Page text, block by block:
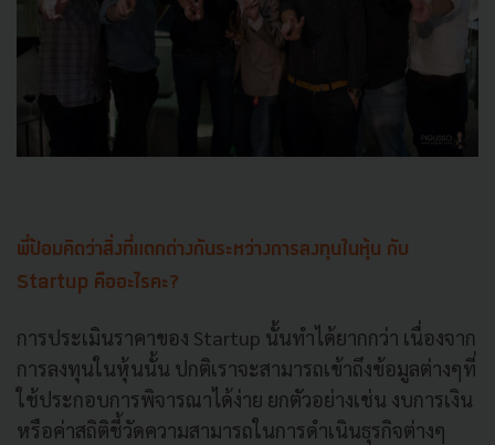
พี่ป้อมคิดว่าสิ่งที่แตกต่างกันระหว่างการลงทุนในหุ้น กับ
Startup คืออะไรคะ?
การประเมินราคาของ Startup นั้นทำได้ยากกว่า เนื่องจาก
การลงทุนในหุ้นนั้น ปกติเราจะสามารถเข้าถึงข้อมูลต่างๆที่
ใช้ประกอบการพิจารณาได้ง่าย ยกตัวอย่างเช่น งบการเงิน
หรือค่าสถิติชี้วัดความสามารถในการดำเนินธุรกิจต่างๆ